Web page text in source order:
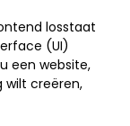
losstaat
(UI)
een website,
wilt creëren,